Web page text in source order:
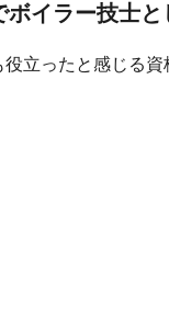
ボイラー技士と
立ったと感じる